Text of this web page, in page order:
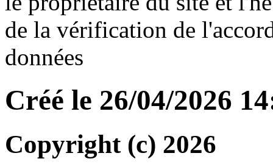
de la vérification de
données
Créé le 26/04/2026
Copyright (c) 2026